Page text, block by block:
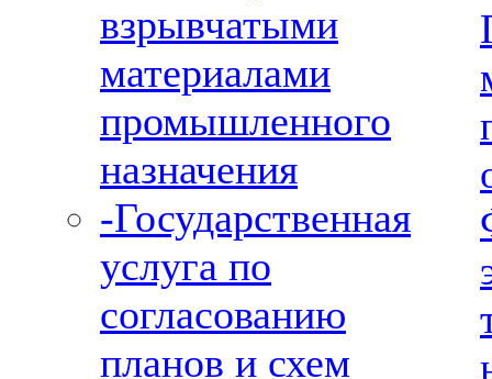
взрывчатыми
материалами
промышленного
назначения
-Государственная
услуга по
согласованию
планов и схем